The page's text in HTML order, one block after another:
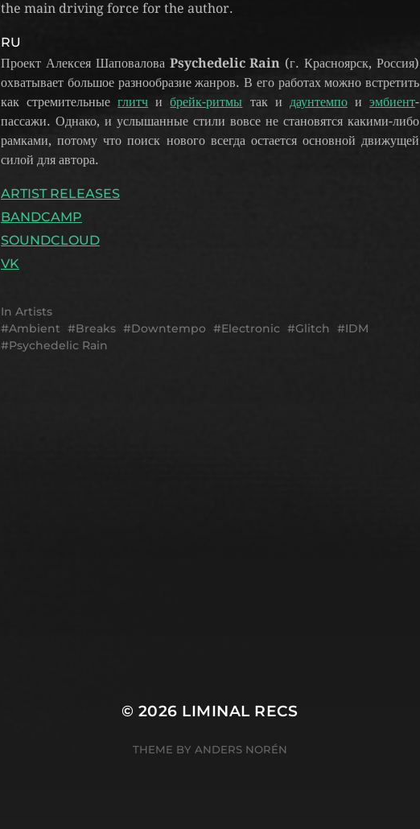
the main driving force for the author.
RU
Проект Алексея Шаповалова Psychedelic Rain (г. Красноярск, Россия)
охватывает большое разнообразие жанров. В его работах можно встретить
как стремительныеглитч ибрейк-ритмы так и даунтемпоиэмбиент-
пассажи. Однако, и услышанные стили вовсе не становятся какими-либо
рамками, потому что поиск нового всегда остается основной движущей
силой для автора.
ARTIST RELEASES
BANDCAMP
SOUNDCLOUD
VK
In Artists
Ambient
Breaks Downtempo Electronic Glitch
IDM
Psychedelic Rain
© 2026 LIMINAL RECS
THEME BY ANDERS NORÉN